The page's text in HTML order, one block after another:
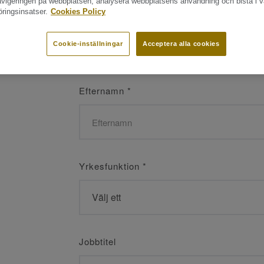
Namn
Efternamn *
Yrkesfunktion *
Jobbtitel
Cookies Policy
Acceptera alla cookies
Cookie-inställningar